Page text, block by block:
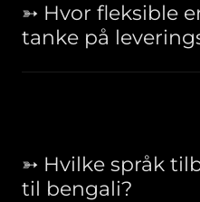
➳ Hvor fleksible
tanke på
➳ Hvilke språk
til bengali?